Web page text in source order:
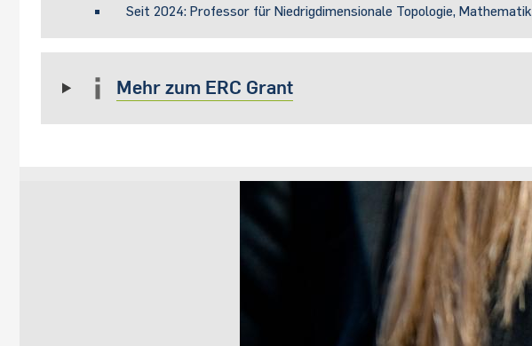
Seit 2024: Professor für Niedrigdimensionale Topologie, Mathematik
Mehr zum ERC Grant